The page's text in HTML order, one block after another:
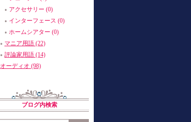
アクセサリー (0)
インターフェース (0)
ホームシアター (0)
マニア用語 (22)
評論家用語 (14)
オーディオ (98)
ブログ内検索